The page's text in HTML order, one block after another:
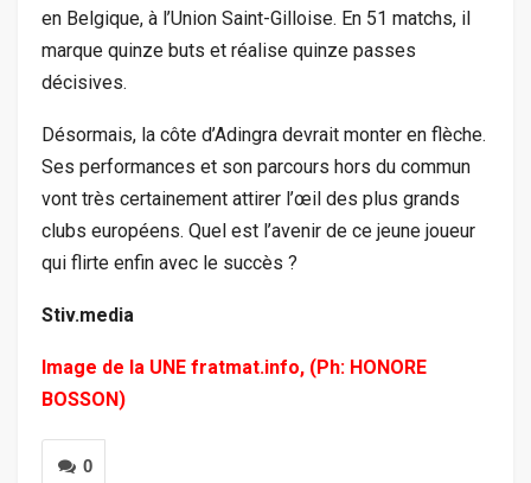
en Belgique, à l’Union Saint-Gilloise. En 51 matchs, il
marque quinze buts et réalise quinze passes
décisives.
Désormais, la côte d’Adingra devrait monter en flèche.
Ses performances et son parcours hors du commun
vont très certainement attirer l’œil des plus grands
clubs européens. Quel est l’avenir de ce jeune joueur
qui flirte enfin avec le succès ?
Stiv.media
Image de la UNE fratmat.info, (Ph: HONORE
BOSSON)
0